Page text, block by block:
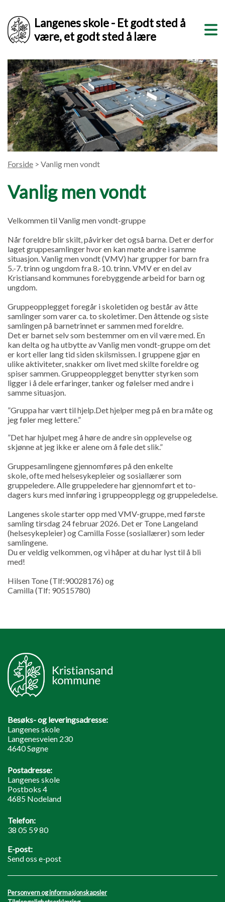
Langenes skole - Et godt sted å
være, et godt sted å lære
Forside > Vanlig men vondt
Vanlig men vondt
Velkommen til Vanlig men vondt-gruppe
Når foreldre blir skilt, påvirker det også barna. Det er derfor
laget gruppesamlinger hvor en kan møte andre i samme
situasjon. Vanlig men vondt (VMV) har grupper for barn fra
5.-7. trinn og ungdom fra 8.-10. trinn. VMV er en del av
Kristiansand kommunes forebyggende arbeid for barn og
ungdom.
Gruppeopplegget foregår i skoletiden og består av åtte
samlinger som varer ca. to skoletimer. Den åttende og siste
samlingen på barnetrinnet er sammen med foreldre.
Det er barnet selv som bestemmer om en vil være med. En
kan delta og ha utbytte av Vanlig men vondt-gruppe om det
er kort eller lang tid siden skilsmissen. I gruppene gjør en
ulike aktiviteter, snakker om livet med skilte foreldre og
spiser sammen. Gruppeopplegget benytter styrken som
ligger i å dele erfaringer, tanker og følelser med andre i
samme situasjon.
”Gruppa har vært til hjelp.Det hjelper meg på en bra måte og
jeg føler meg lettere.”
”Det har hjulpet meg å høre de andre sin opplevelse og
skjønne at jeg ikke er alene om å føle det slik.”
Gruppesamlingene gjennomføres på den enkelte
skole, ofte med helsesykepleier og sosiallærer som
gruppeledere. Alle gruppeledere har gjennomført et to-
dagers kurs med innføring i gruppeopplegg og gruppeledelse.
Langenes skole starter opp med VMV-gruppe, med første
samling tirsdag 24 februar 2026. Det er Tone Langeland
(helsesykepleier) og Camilla Fosse (sosiallærer) som leder
samlingene.
Du er veldig velkommen, og vi håper at du har lyst til å bli
med!
Hilsen Tone (Tlf:90028176) og
Camilla (Tlf: 90515780)
Besøks- og leveringsadresse:
Langenes skole
Langenesveien 230
4640 Søgne
Postadresse:
Langenes skole
Postboks 4
4685 Nodeland
Telefon:
38 05 59 80
E-post:
Send oss e-post
Personvern og informasjonskapsler